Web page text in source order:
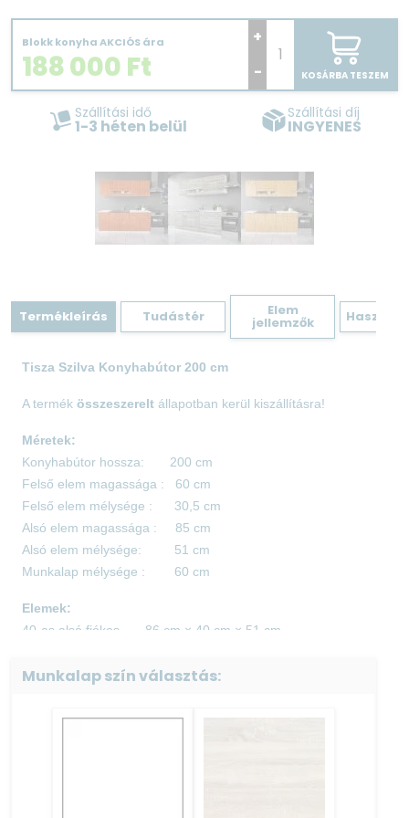
Blokk konyha AKCIÓS ára
188 000 Ft
+
-
KOSÁRBA TESZEM
Szállítási idő
1-3 héten belül
Szállítási díj
INGYENES
Termékleírás Tudástér Elem
jellemzők Hasznos
Tisza Szilva Konyhabútor 200 cm
A termék összeszerelt állapotban kerül kiszállításra!
Méretek:
Konyhabútor hossza: 200 cm
Felső elem magassága : 60 cm
Felső elem mélysége : 30,5 cm
Alsó elem magassága : 85 cm
Alsó elem mélysége: 51 cm
Munkalap mélysége : 60 cm
Elemek:
40-as alsó fiókos 86 cm × 40 cm × 51 cm
80-as alsó fiókos 86 cm × 80 cm × 51 cm
80-as üveges felső 60 cm × 80 cm × 30,5 cm
Munkalap szín választás: